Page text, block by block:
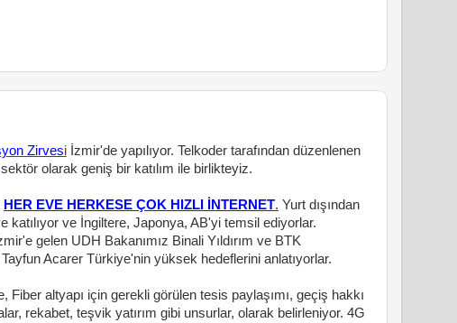
Zirvesiİzmir'de yapılıyor. Telkoder tarafından düzenlenen
olarak geniş bir katılım ile birlikteyiz.
HER EVE HERKESE ÇOK HIZLI İNTERNET. Yurt dışından
katılıyor ve İngiltere, Japonya, AB'yi temsil ediyorlar.
gelen UDH Bakanımız Binali Yıldırım ve BTK
Tayfun Acarer Türkiye'nin yüksek hedeflerini anlatıyorlar.
Fiber altyapı için gerekli görülen tesis paylaşımı, geçiş hakkı
rekabet, teşvik yatırım gibi unsurlar, olarak belirleniyor. 4G